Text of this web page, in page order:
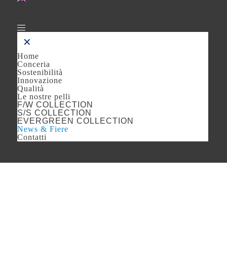
✕
Home
Conceria
Sostenibilità
Innovazione
Qualità
Le nostre pelli
F/W COLLECTION
S/S COLLECTION
EVERGREEN COLLECTION
News & Fiere
Contatti